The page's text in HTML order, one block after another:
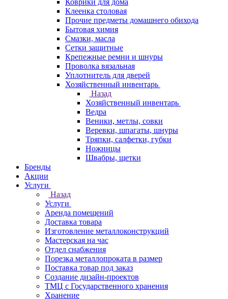
Коврики для дома
Клеенка столовая
Прочие предметы домашнего обихода
Бытовая химия
Смазки, масла
Сетки защитные
Крепежные ремни и шнуры
Проволка вязальная
Уплотнитель для дверей
Хозяйственный инвентарь
Назад
Хозяйственный инвентарь
Ведра
Веники, метлы, совки
Веревки, шпагаты, шнуры
Тряпки, салфетки, губки
Ножницы
Швабры, щетки
Бренды
Акции
Услуги
Назад
Услуги
Аренда помещений
Доставка товара
Изготовление металлоконструкций
Мастерская на час
Отдел снабжения
Порезка металлопроката в размер
Поставка товар под заказ
Создание дизайн-проектов
ТМЦ с Государственного хранения
Хранение